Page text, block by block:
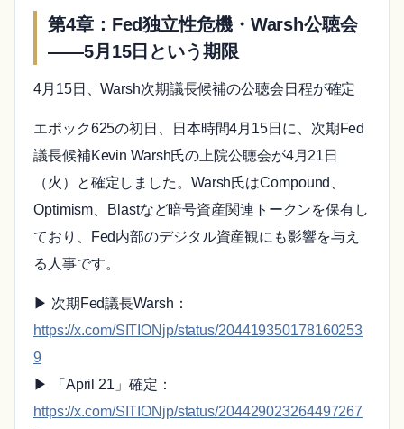
第4章：Fed独立性危機・Warsh公聴会
——5月15日という期限
4月15日、Warsh次期議長候補の公聴会日程が確定
エポック625の初日、日本時間4月15日に、次期Fed
議長候補Kevin Warsh氏の上院公聴会が4月21日
（火）と確定しました。Warsh氏はCompound、
Optimism、Blastなど暗号資産関連トークンを保有し
ており、Fed内部のデジタル資産観にも影響を与え
る人事です。
▶ 次期Fed議長Warsh：
https://x.com/SITIONjp/status/204419350178160253
9
▶ 「April 21」確定：
https://x.com/SITIONjp/status/204429023264497267